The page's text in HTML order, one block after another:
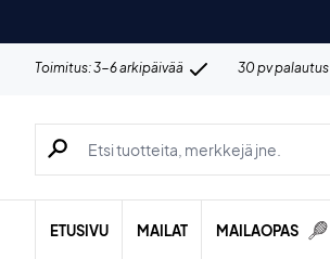
Toimitus: 3-6 arkipäivää 30 pv palautus
Hae tuotteita, merkkejä jne.
ETUSIVU MAILAT MAILAOPAS